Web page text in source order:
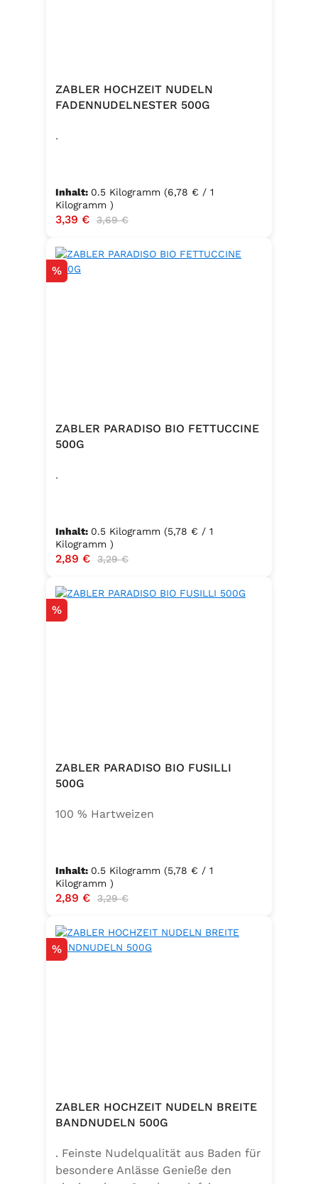
ZABLER HOCHZEIT NUDELN
FADENNUDELNESTER 500G
.
Inhalt: 0.5 Kilogramm (6,78 € / 1
Kilogramm )
Verkaufspreis:
3,39 € Regulärer Preis:
3,69 €
Rabatt
%
ZABLER PARADISO BIO FETTUCCINE
500G
.
Inhalt: 0.5 Kilogramm (5,78 € / 1
Kilogramm )
Verkaufspreis:
2,89 € Regulärer Preis:
3,29 €
Rabatt
%
ZABLER PARADISO BIO FUSILLI
500G
100 % Hartweizen
Inhalt: 0.5 Kilogramm (5,78 € / 1
Kilogramm )
Verkaufspreis:
2,89 € Regulärer Preis:
3,29 €
Rabatt
%
ZABLER HOCHZEIT NUDELN BREITE
BANDNUDELN 500G
. Feinste Nudelqualität aus Baden für
besondere Anlässe Genieße den